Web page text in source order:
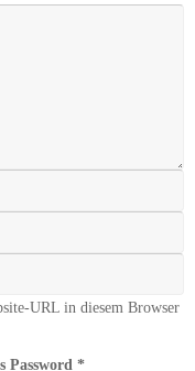
URL in diesem Browser
Password *